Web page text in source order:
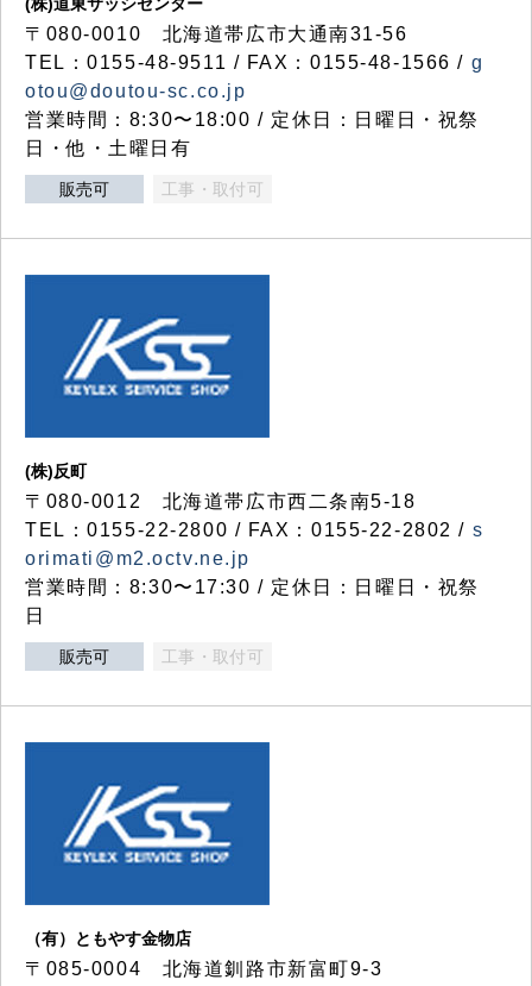
〒080-0010 北海道帯広市大通南31-56
TEL：0155-48-9511 / FAX：0155-48-1566 / g
otou@doutou-sc.co.jp
営業時間：8:30〜18:00 / 定休日：日曜日・祝祭
日・他・土曜日有
販売可 工事・取付可
(株)反町
〒080-0012 北海道帯広市西二条南5-18
TEL：0155-22-2800 / FAX：0155-22-2802 / s
orimati@m2.octv.ne.jp
営業時間：8:30〜17:30 / 定休日：日曜日・祝祭
日
販売可 工事・取付可
（有）ともやす金物店
〒085-0004 北海道釧路市新富町9-3